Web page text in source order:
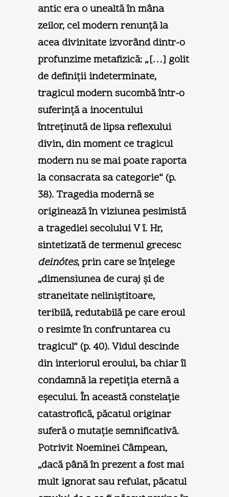
antic era o unealtă în mâna
zeilor, cel modern renunţă la
acea divinitate izvorând dintr-o
profunzime metafizică: „[…] golit
de definiţii indeterminate,
tragicul modern sucombă într-o
suferinţă a inocentului
întreţinută de lipsa reflexului
divin, din moment ce tragicul
modern nu se mai poate raporta
la consacrata sa categorie“ (p.
38). Tragedia modernă se
originează în viziunea pesimistă
a tragediei secolului V î. Hr,
sintetizată de termenul grecesc
deinótes, prin care se înţelege
„dimensiunea de curaj şi de
straneitate neliniştitoare,
teribilă, redutabilă pe care eroul
o resimte în confruntarea cu
tragicul“ (p. 40). Vidul descinde
din interiorul eroului, ba chiar îl
condamnă la repetiţia eternă a
eşecului. În această constelaţie
catastrofică, păcatul originar
suferă o mutaţie semnificativă.
Potrivit Noeminei Câmpean,
„dacă până în prezent a fost mai
mult ignorat sau refulat, păcatul